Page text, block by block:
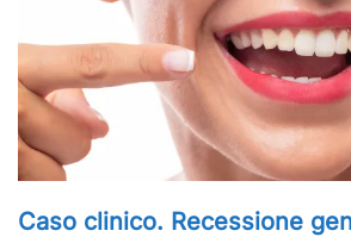
Caso clinico. Recessione